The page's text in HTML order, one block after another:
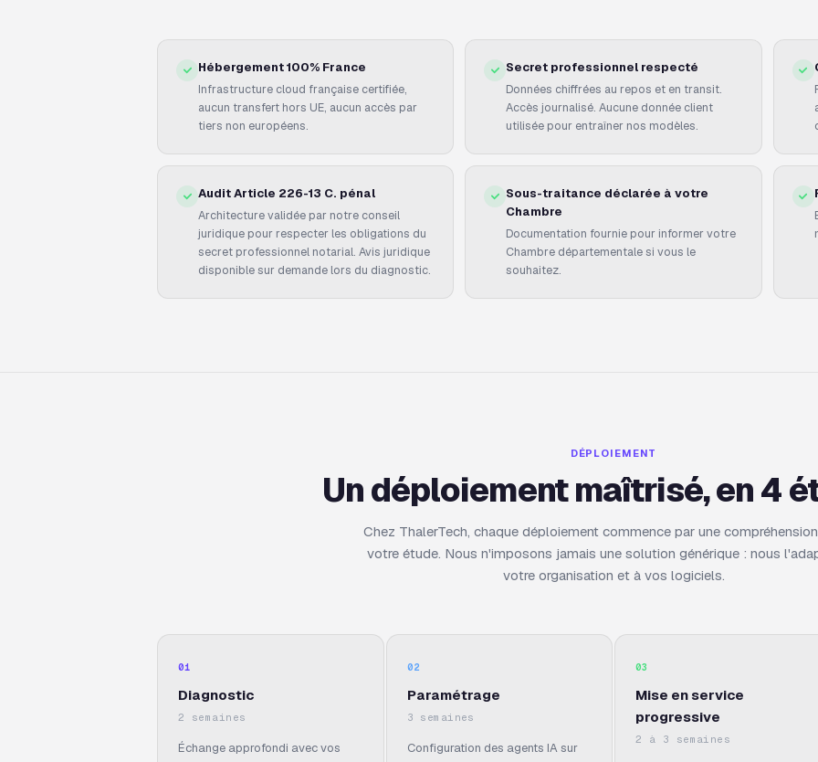
Hébergement 100% France
Infrastructure cloud française certifiée,
aucun transfert hors UE, aucun accès par
tiers non européens.
Secret professionnel respecté
Données chiffrées au repos et en transit.
Accès journalisé. Aucune donnée client
utilisée pour entraîner nos modèles.
Audit Article 226-13 C. pénal
Architecture validée par notre conseil
juridique pour respecter les obligations du
secret professionnel notarial. Avis juridique
disponible sur demande lors du diagnostic.
Sous-traitance déclarée à votre
Chambre
Documentation fournie pour informer votre
Chambre départementale si vous le
souhaitez.
DÉPLOIEMENT
Un déploiement maîtrisé, en 4
Chez ThalerTech, chaque déploiement commence par une
votre étude. Nous n'imposons jamais une solution générique : nous
votre organisation et à vos logiciels.
01
Diagnostic
2 semaines
Échange approfondi avec vos
02
Paramétrage
3 semaines
Configuration des agents IA sur
03
Mise en service
progressive
2 à 3 semaines